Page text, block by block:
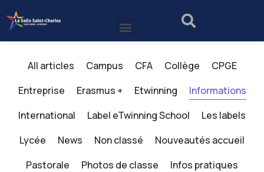
All articles Campus CFA Collège
CPGE
Entreprise
Erasmus + Etwinning
Informations
International
Label eTwinning School
Les labels
Lycée
News Non classé
Nouveautés accueil
Pastorale
Photos de classe
Infos pratiques